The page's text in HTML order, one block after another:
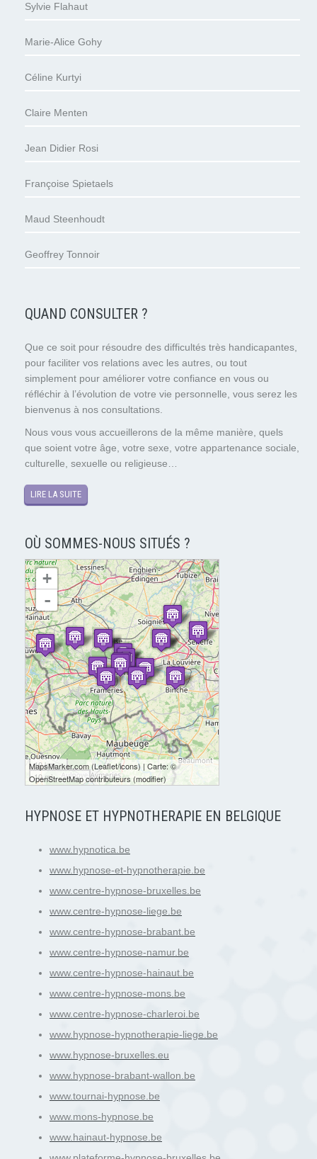
Sylvie Flahaut
Marie-Alice Gohy
Céline Kurtyi
Claire Menten
Jean Didier Rosi
Françoise Spietaels
Maud Steenhoudt
Geoffrey Tonnoir
QUAND CONSULTER ?
Que ce soit pour résoudre des difficultés très handicapantes,
pour faciliter vos relations avec les autres, ou tout
simplement pour améliorer votre confiance en vous ou
réfléchir à l’évolution de votre vie personnelle, vous serez les
bienvenus à nos consultations.
Nous vous vous accueillerons de la même manière, quels
que soient votre âge, votre sexe, votre appartenance sociale,
culturelle, sexuelle ou religieuse…
LIRE LA SUITE
OÙ SOMMES-NOUS SITUÉS ?
chargement de la carte - veuillez patienter...
+
-
10 km
10 mi
MapsMarker.com(Leaflet/icons) | Carte: ©
OpenStreetMap contributeurs (modifier)
HYPNOSE ET HYPNOTHERAPIE EN BELGIQUE
www.hypnotica.be
www.hypnose-et-hypnotherapie.be
www.centre-hypnose-bruxelles.be
www.centre-hypnose-liege.be
www.centre-hypnose-brabant.be
www.centre-hypnose-namur.be
www.centre-hypnose-hainaut.be
www.centre-hypnose-mons.be
www.centre-hypnose-charleroi.be
www.hypnose-hypnotherapie-liege.be
www.hypnose-bruxelles.eu
www.hypnose-brabant-wallon.be
www.tournai-hypnose.be
www.mons-hypnose.be
www.hainaut-hypnose.be